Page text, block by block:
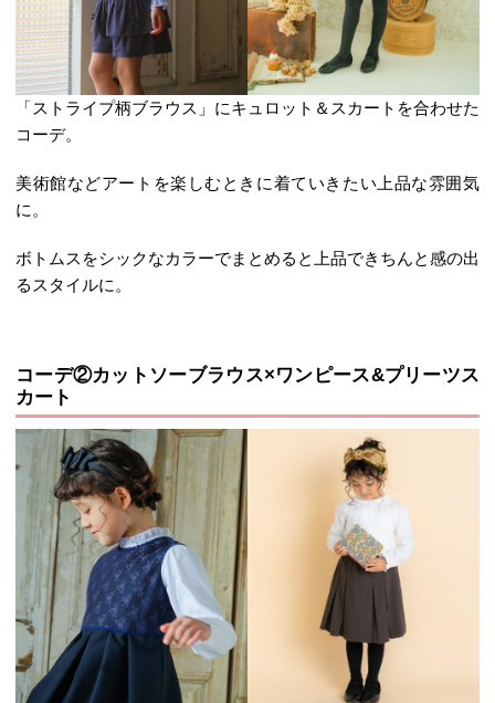
「ストライプ柄ブラウス」にキュロット＆スカートを合わせた
コーデ。
美術館などアートを楽しむときに着ていきたい上品な雰囲気
に。
ボトムスをシックなカラーでまとめると上品できちんと感の出
るスタイルに。
コーデ②カットソーブラウス×ワンピース&プリーツス
カート